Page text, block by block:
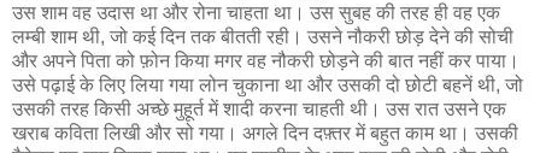
उस शाम वह उदास था और रोना चाहता था। उस सुबह की तरह ही वह एक
लम्बी शाम थी, जो कई दिन तक बीतती रही। उसने नौकरी छोड़ देने की सोची
और अपने पिता को फ़ोन किया मगर वह नौकरी छोड़ने की बात नहीं कर पाया।
उसे पढ़ाई के लिए लिया गया लोन चुकाना था और उसकी दो छोटी बहनें थी, जो
उसकी तरह किसी अच्छे मुहूर्त में शादी करना चाहती थी। उस रात उसने एक
खराब कविता लिखी और सो गया। अगले दिन दफ़्तर में बहुत काम था। उसकी